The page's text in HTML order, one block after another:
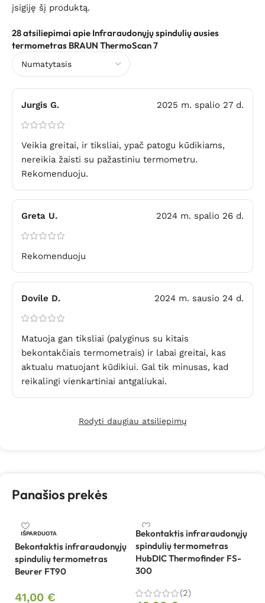
28 atsiliepimai apie Infraraudonųjų spindulių ausies
termometras BRAUN ThermoScan 7
Jurgis G. 2025 m. spalio 27 d.
Veikia greitai, ir tiksliai, ypač patogu kūdikiams,
nereikia žaisti su pažastiniu termometru.
Rekomenduoju.
Greta U. 2024 m. spalio 26 d.
Rekomenduoju
Dovile D. 2024 m. sausio 24 d.
Matuoja gan tiksliai (palyginus su kitais
bekontakčiais termometrais) ir labai greitai, kas
aktualu matuojant kūdikiui. Gal tik minusas, kad
reikalingi vienkartiniai antgaliukai.
Rodyti daugiau atsiliepimų
įsigiję šį produktą.
Panašios prekės
IŠPARDUOTA
Bekontaktis infraraudonųjų
spindulių termometras
Beurer FT90
41,00 €
Bekontaktis infraraudonųjų
spindulių termometras
HubDIC Thermofinder FS-
300
(2)